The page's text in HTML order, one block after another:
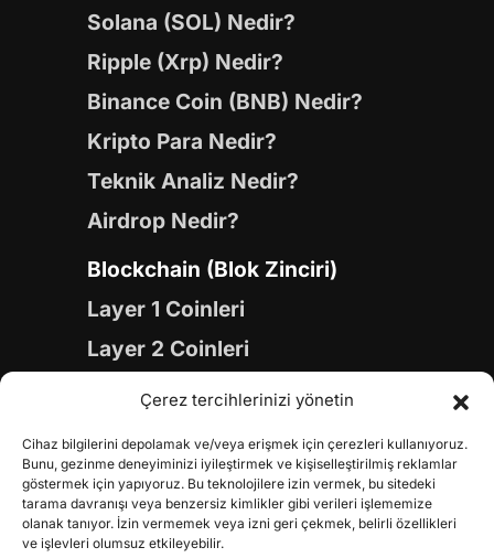
Çerez tercihlerinizi yönetin
Cihaz bilgilerini depolamak ve/veya erişmek için çerezleri kullanıyoruz.
Bunu, gezinme deneyiminizi iyileştirmek ve kişiselleştirilmiş reklamlar
göstermek için yapıyoruz. Bu teknolojilere izin vermek, bu sitedeki
tarama davranışı veya benzersiz kimlikler gibi verileri işlememize
olanak tanıyor. İzin vermemek veya izni geri çekmek, belirli özellikleri
ve işlevleri olumsuz etkileyebilir.
Solana (SOL) Nedir?
Ripple (Xrp) Nedir?
Binance Coin (BNB) Nedir?
Kripto Para Nedir?
Teknik Analiz Nedir?
Airdrop Nedir?
Blockchain (Blok Zinciri)
Layer 1 Coinleri
Layer 2 Coinleri
Yapay Zeka (AI) Coinleri
Gaming Coinleri
RWA Coinleri
DeFi Coinleri